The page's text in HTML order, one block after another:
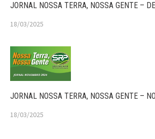
JORNAL NOSSA TERRA, NOSSA GENTE –
18/03/2025
JORNAL NOSSA TERRA, NOSSA GENTE –
18/03/2025